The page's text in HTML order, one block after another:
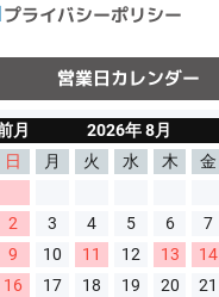
プライバシーポリシー
営業日カレンダー